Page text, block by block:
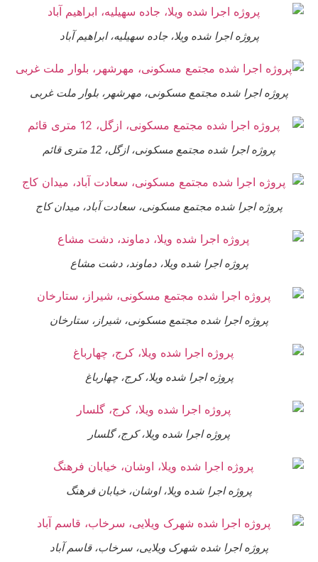
پروژه اجرا شده ویلا، جاده سهیلیه، ابراهیم آباد
اجرا شده مجتمع مسکونی، مهرشهر، بلوار ملت غربی
پروژه اجرا شده مجتمع مسکونی، ازگل، 12 متری قائم
پروژه اجرا شده مجتمع مسکونی، سعادت آباد، میدان کاج
پروژه اجرا شده ویلا، دماوند، دشت مشاع
پروژه اجرا شده مجتمع مسکونی، شیراز، ستارخان
پروژه اجرا شده ویلا، کرج، چهارباغ
پروژه اجرا شده ویلا، کرج، گلسار
پروژه اجرا شده ویلا، اوشان، خیابان فرهنگ
پروژه اجرا شده شهرک ویلایی، سرخاب، قاسم آباد